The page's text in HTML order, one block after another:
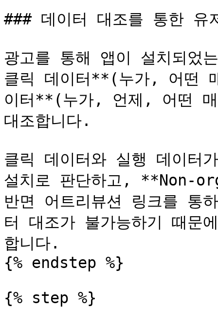
### 데이터 대조를 통한 유
광고를 통해 앱이 설치되었
클릭 데이터**(누가, 어떤
이터**(누가, 언제, 어떤 매
대조합니다.
클릭 데이터와 실행 데이터
설치로 판단하고, **Non-
반면 어트리뷰션 링크를 통
터 대조가 불가능하기 때
합니다.
{% endstep %}
{% step %}